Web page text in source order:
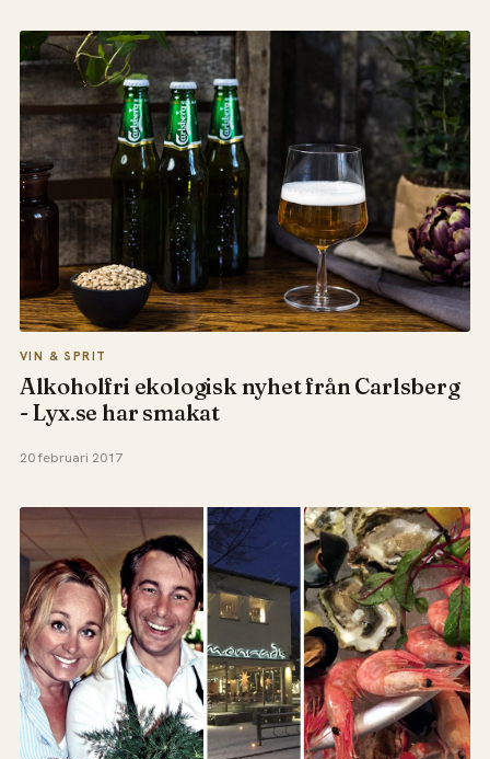
VIN & SPRIT
Alkoholfri ekologisk nyhet från Carlsberg
- Lyx.se har smakat
20 februari 2017